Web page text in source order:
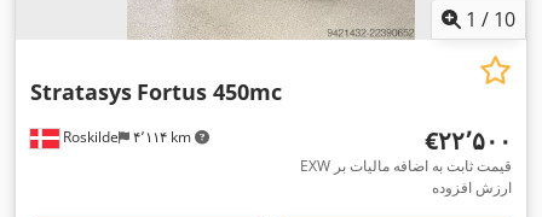
1 / 10
Roskilde ۴٬۱۱۴ km
Stratasys Fortus 450mc
‎€۲۲٬۵۰۰
EXW قیمت ثابت به اضافه مالیات بر
ارزش افزوده